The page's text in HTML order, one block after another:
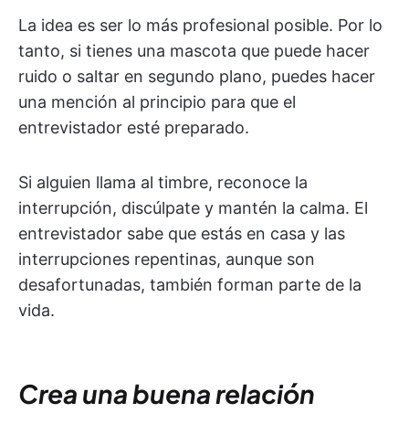
La idea es ser lo más profesional posible. Por lo
tanto, si tienes una mascota que puede hacer
ruido o saltar en segundo plano, puedes hacer
una mención al principio para que el
entrevistador esté preparado.
Si alguien llama al timbre, reconoce la
interrupción, discúlpate y mantén la calma. El
entrevistador sabe que estás en casa y las
interrupciones repentinas, aunque son
desafortunadas, también forman parte de la
vida.
Crea una buena relación